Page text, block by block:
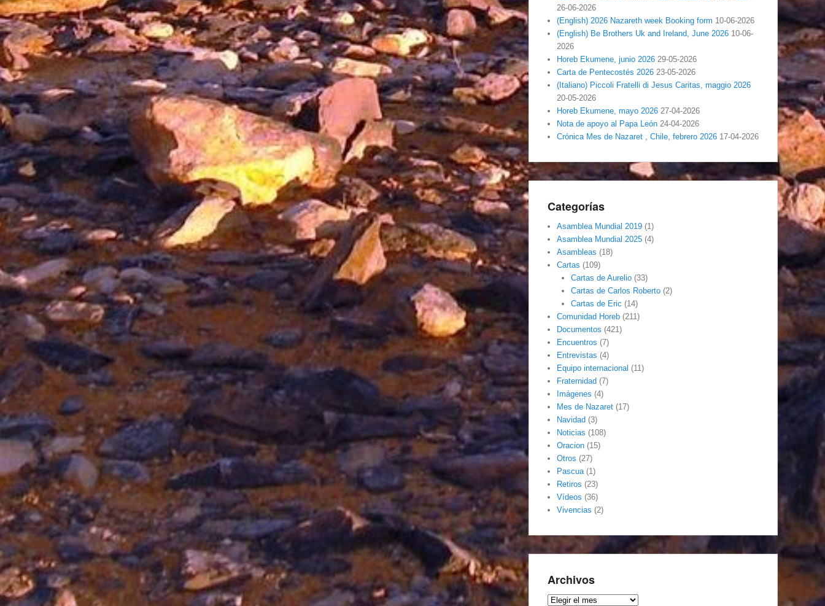
26-06-2026
(English) 2026 Nazareth week Booking form 10-06-2026
(English) Be Brothers Uk and Ireland, June 2026 10-06-
2026
Horeb Ekumene, junio 2026 29-05-2026
Carta de Pentecostés 2026 23-05-2026
(Italiano) Piccoli Fratelli di Jesus Caritas, maggio 2026
20-05-2026
Horeb Ekumene, mayo 2026 27-04-2026
Nota de apoyo al Papa León 24-04-2026
Crónica Mes de Nazaret , Chile, febrero 2026 17-04-2026
Categorías
Asamblea Mundial 2019 (1)
Asamblea Mundial 2025 (4)
Asambleas (18)
Cartas (109)
Cartas de Aurelio(33)
Cartas de Carlos Roberto(2)
Cartas de Eric (14)
Comunidad Horeb (211)
Documentos (421)
Encuentros (7)
Entrevistas (4)
Equipo internacional (11)
Fraternidad (7)
Imágenes (4)
Mes de Nazaret (17)
Navidad (3)
Noticias (108)
Oracion (15)
Otros (27)
Pascua(1)
Retiros (23)
Vídeos (36)
Vivencias (2)
Archivos
Archivos